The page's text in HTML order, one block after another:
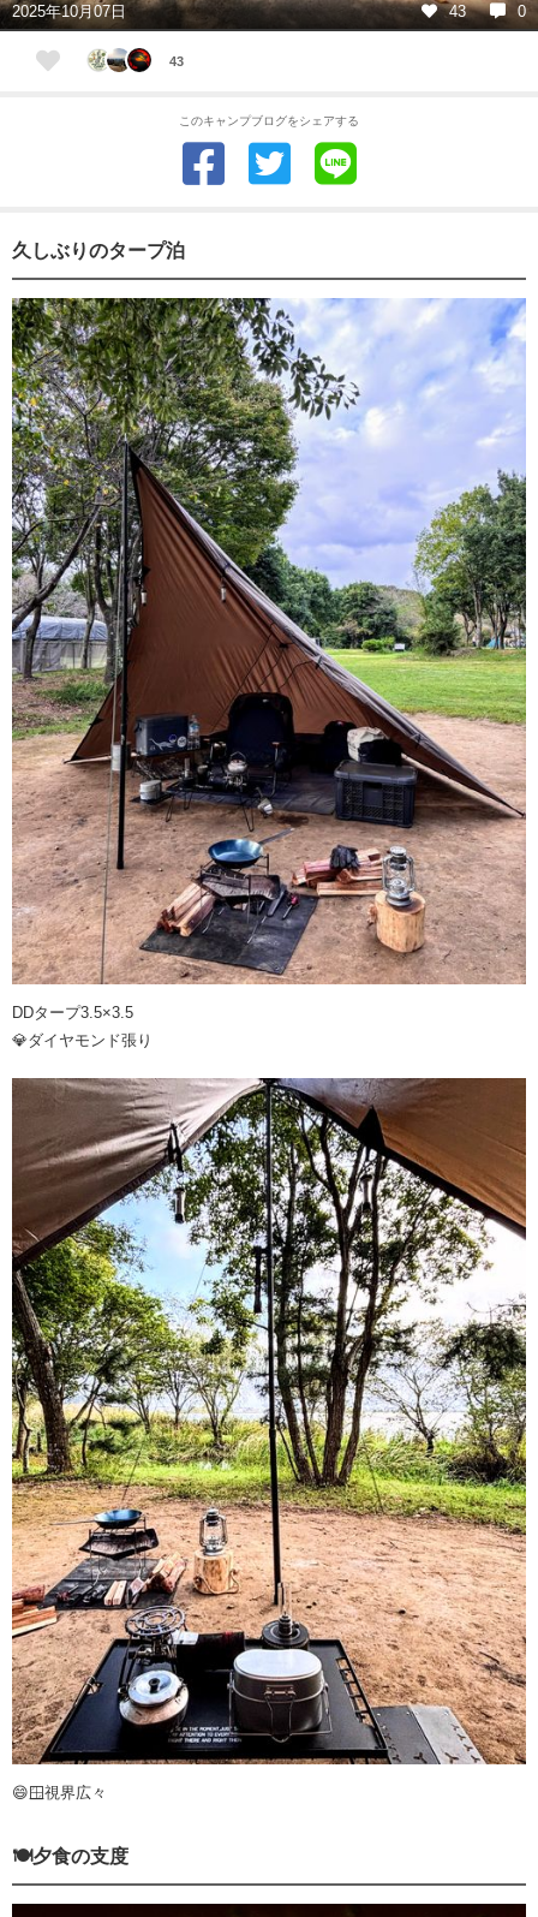
2025年10月07日 43 0
43
このキャンプブログをシェアする
久しぶりのタープ泊
DDタープ3.5×3.5
💎ダイヤモンド張り
😄🪟視界広々
🍽️夕食の支度